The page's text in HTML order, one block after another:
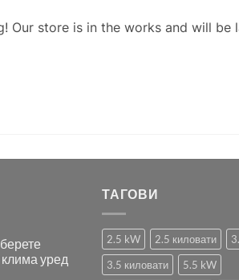
Our store is in the works and will be
клима уред
ТАГОВИ
2.5 kW 2.5 киловати
3.5 киловати
5.5 kW